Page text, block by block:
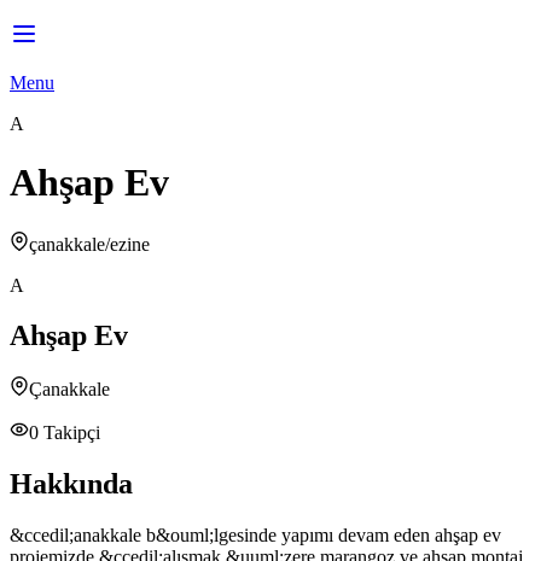
Menu
A
Ahşap Ev
çanakkale/ezine
A
Ahşap Ev
Çanakkale
0 Takipçi
Hakkında
&ccedil;anakkale b&ouml;lgesinde yapımı devam eden ahşap ev